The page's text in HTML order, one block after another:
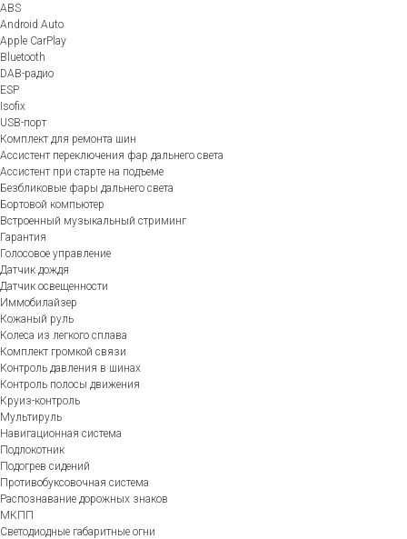
ABS
Android Auto
Apple CarPlay
Bluetooth
DAB-радио
ESP
Isofix
USB-порт
Комплект для ремонта шин
Ассистент переключения фар дальнего света
Ассистент при старте на подъеме
Безбликовые фары дальнего света
Бортовой компьютер
Встроенный музыкальный стриминг
Гарантия
Голосовое управление
Датчик дождя
Датчик освещенности
Иммобилайзер
Кожаный руль
Колеса из легкого сплава
Комплект громкой связи
Контроль давления в шинах
Контроль полосы движения
Круиз-контроль
Мультируль
Навигационная система
Подлокотник
Подогрев сидений
Противобуксовочная система
Распознавание дорожных знаков
МКПП
Светодиодные габаритные огни